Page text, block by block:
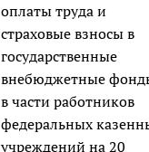
оплаты труда и
страховые взносы в
государственные
внебюджетные
в части работников
федеральных
учреждений на 20__